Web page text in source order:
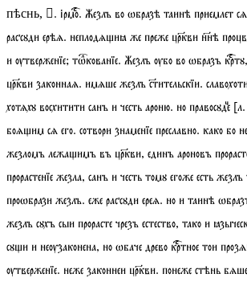
пѣснь, . ірмо. Жезлъ во ѡбразѣ таинѣ приемлет
рассꙋди ерѣѧ. неплодѧиꙗ же преже цркви ннѣ
и ѹтверженїе;тѡкованїе. Жезлъ ѹбо во ѡбразъ
цркви законнаѧ. имѧше жезлъ стительскїи.
хотѧхꙋ восхитити санъ и честь ароню. но правосꙋдеⷰ[л.
боѧим сѧ его. сотвори знаменїе преславно. како бо
жезломъ лежаимъ въ цркви, единъ ароновъ
прорастенїе жезла,санъ и честь томꙋ егоже есть
проѡбрази жезлъ. еже рассꙋди ереѧ. но и таинѣ
жезлъ сꙋхъ сыи прорасте чрезъ естество, тако и
сꙋи и неѹзаконена, но ѡбаче древо кртное тои
ѹтверженїе. неже законнеи цркви. понеже стѣнь